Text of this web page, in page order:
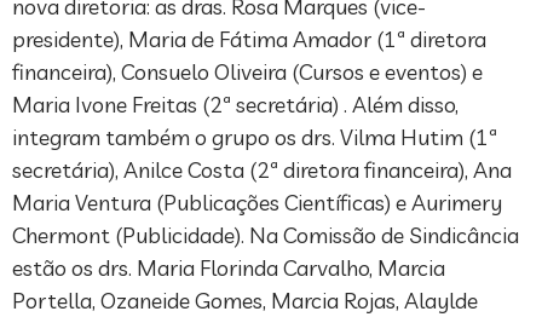
nova diretoria: as dras. Rosa Marques (vice-
presidente), Maria de Fátima Amador (1ª diretora
financeira), Consuelo Oliveira (Cursos e eventos) e
Maria Ivone Freitas (2ª secretária) . Além disso,
integram também o grupo os drs. Vilma Hutim (1ª
secretária), Anilce Costa (2ª diretora financeira), Ana
Maria Ventura (Publicações Científicas) e Aurimery
Chermont (Publicidade). Na Comissão de Sindicância
estão os drs. Maria Florinda Carvalho, Marcia
Portella, Ozaneide Gomes, Marcia Rojas, Alaylde